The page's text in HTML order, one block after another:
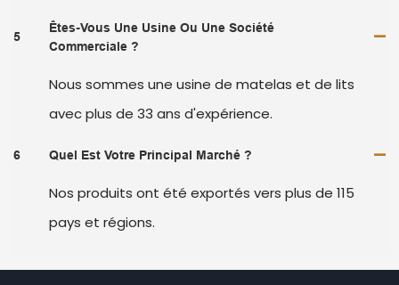
5
Êtes-Vous Une Usine Ou Une Société
Commerciale ?
Nous sommes une usine de matelas et de lits
avec plus de 33 ans d'expérience.
6 Quel Est Votre Principal Marché ?
Nos produits ont été exportés vers plus de 115
pays et régions.